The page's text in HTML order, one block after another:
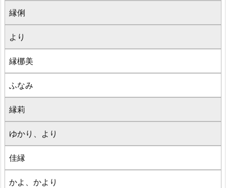
縁俐
より
縁梛美
ふなみ
縁莉
ゆかり、より
佳縁
かよ、かより